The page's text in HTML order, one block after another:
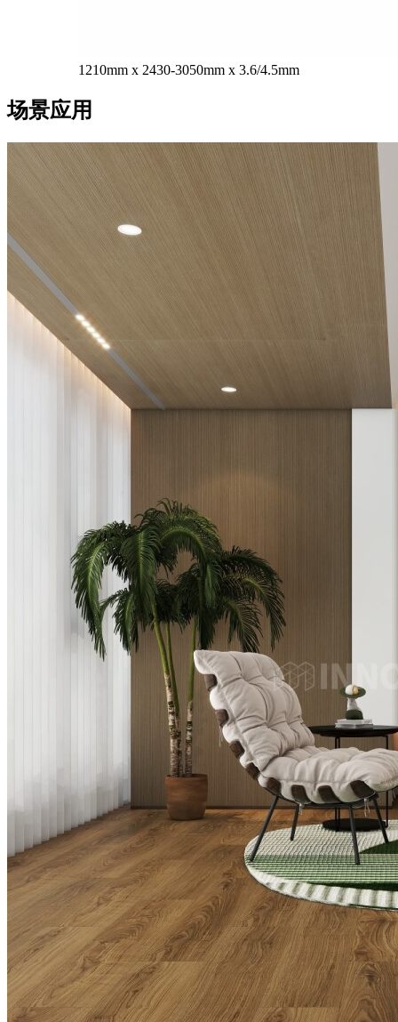
1210mm x 2430-3050mm x 3.6/4.5mm
场景应用